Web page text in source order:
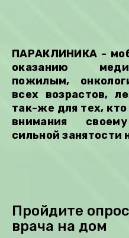
ПАРАКЛИНИКА -
оказанию
пожилым,
всех возрастов,
так-же для тех,
внимания
сильной занятости
Пройдите
врача на дом